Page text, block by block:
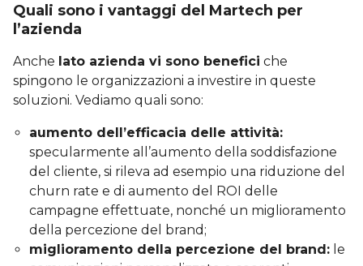
Quali sono i vantaggi del Martech per
l’azienda
Anche lato azienda vi sono benefici che
spingono le organizzazioni a investire in queste
soluzioni. Vediamo quali sono:
aumento dell’efficacia delle attività:
specularmente all’aumento della soddisfazione
del cliente, si rileva ad esempio una riduzione del
churn rate e di aumento del ROI delle
campagne effettuate, nonché un miglioramento
della percezione del brand;
miglioramento della percezione del brand: le